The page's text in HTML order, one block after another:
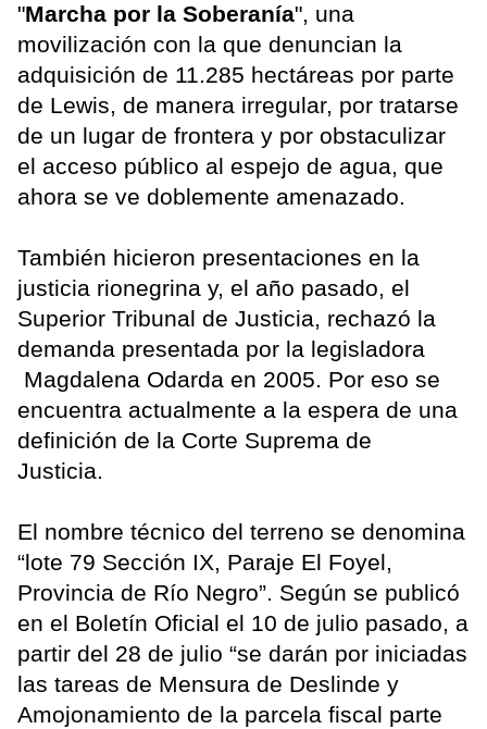
"Marcha por la Soberanía", una
movilización con la que denuncian la
adquisición de 11.285 hectáreas por parte
de Lewis, de manera irregular, por tratarse
de un lugar de frontera y por obstaculizar
el acceso público al espejo de agua, que
ahora se ve doblemente amenazado.
También hicieron presentaciones en la
justicia rionegrina y, el año pasado, el
Superior Tribunal de Justicia, rechazó la
demanda presentada por la legisladora
Magdalena Odarda en 2005. Por eso se
encuentra actualmente a la espera de una
definición de la Corte Suprema de
Justicia.
El nombre técnico del terreno se denomina
“lote 79 Sección IX, Paraje El Foyel,
Provincia de Río Negro”. Según se publicó
en el Boletín Oficial el 10 de julio pasado, a
partir del 28 de julio “se darán por iniciadas
las tareas de Mensura de Deslinde y
Amojonamiento de la parcela fiscal parte